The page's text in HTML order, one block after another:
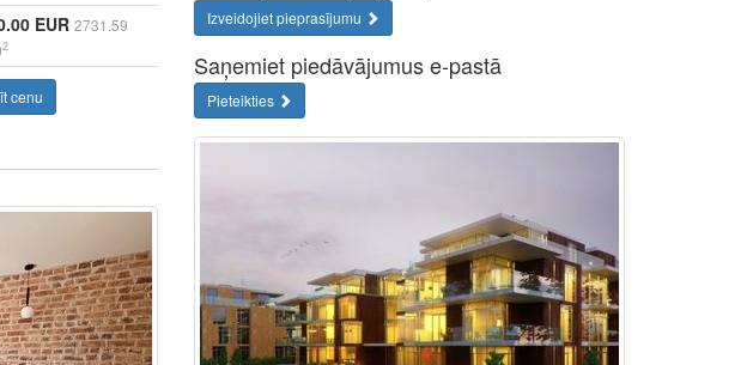
EUR 2731.59
2
cenu
Izveidojiet pieprasījumu
Saņemiet piedāvājumus e-pastā
Pieteikties